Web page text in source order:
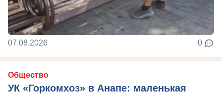
07.08.2026 0
Общество
УК «Горкомхоз» в Анапе: маленькая